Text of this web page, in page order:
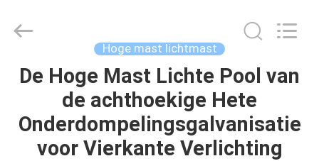
HUIS
PRODUCTEN
co.,ltd.
Reserved.
Hoge mast lichtmast
De Hoge Mast Lichte Pool van
de achthoekige Hete
Onderdompelingsgalvanisatie
voor Vierkante Verlichting